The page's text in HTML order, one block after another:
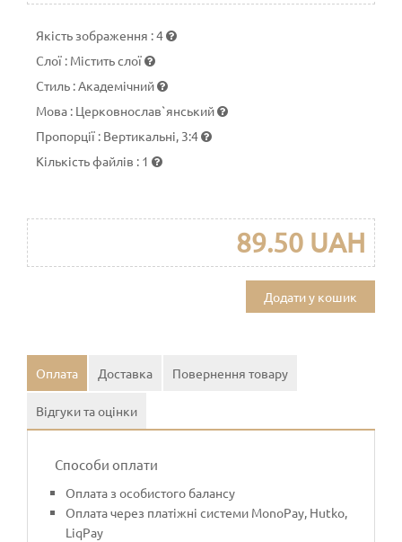
Якість зображення :4
Слої : Містить слої
Стиль :Академічний
Мова : Церковнослав`янський
Пропорції : Вертикальні, 3:4
Кількість файлів : 1
89.50 UAH
Додати у кошик
Оплата Доставка Повернення товару
Відгуки та оцінки
Способи оплати
Оплата з особистого балансу
Оплата через платіжні системи MonoPay, Hutko,
LiqPay